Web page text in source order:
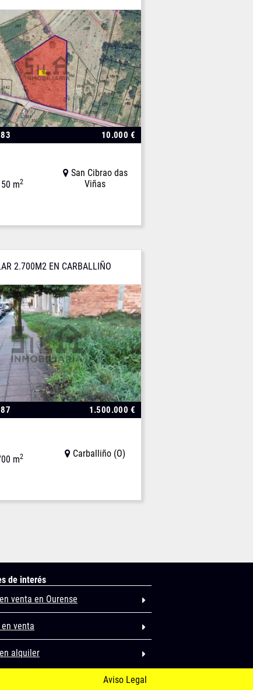
10.000 €
m2
San Cibrao das
Viñas
2.700M2 EN CARBALLIÑO
1.500.000 €
m2 Carballiño (O)
de interés
venta en Ourense
en venta
alquiler
Aviso Legal